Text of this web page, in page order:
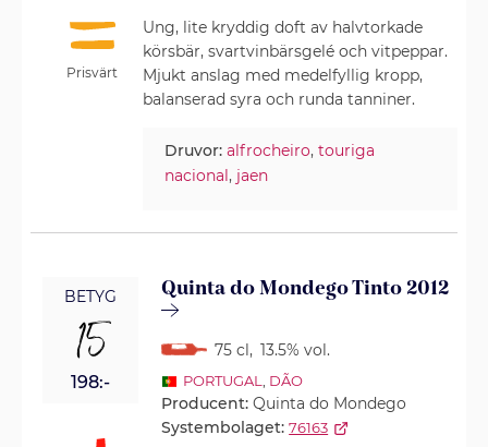
Prisvärt
Ung, lite kryddig doft av halvtorkade
körsbär, svartvinbärsgelé och vitpeppar.
Mjukt anslag med medelfyllig kropp,
balanserad syra och runda tanniner.
Druvor: alfrocheiro,touriga
nacional, jaen
BETYG
15
198:-
Quinta do Mondego Tinto 2012
75 cl, 13.5% vol.
PORTUGAL DÃO
Producent:Quinta do Mondego
Systembolaget: 76163